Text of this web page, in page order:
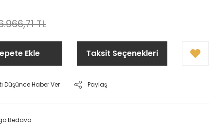
TL
Ekle Taksit Seçenekleri
Düşünce Haber Ver Paylaş
Bedava